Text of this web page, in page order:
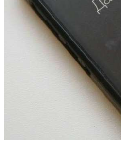
В Красноармейском
конкурс на ремонт моста
судоходный канал
Фестиваль #ТриЧетыре в
11–13 сентября в рамках